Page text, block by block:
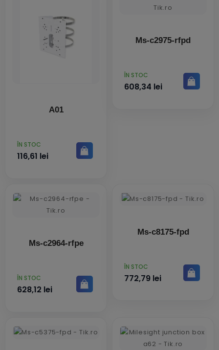
A01
PRET
ÎN STOC
116,61 lei
Ms-c2975-rfpd
PRET
ÎN STOC
608,34 lei
Ms-c2964-rfpe
PRET
ÎN STOC
628,12 lei
Ms-c8175-fpd
PRET
ÎN STOC
772,79 lei